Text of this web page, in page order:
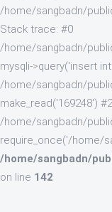
/home/sangbadn/
Stack trace: #0
/home/sangbadn/
mysqli->query('insert
/home/sangbadn/
make_read('169248') #2
/home/sangbadn/
require_once('/home/
/home/sangbadn/
on line 142